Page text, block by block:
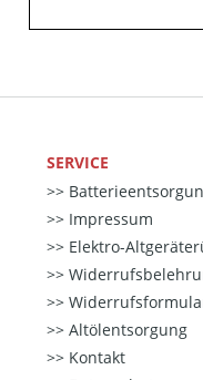
SERVICE
Impressum
Elektro-
Altölentsorgung
Kontakt